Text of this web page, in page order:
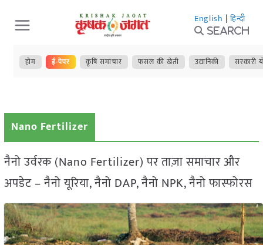
Skip
to
content
English | हिन्दी
Search
होम ई-पेपर कृषि समाचार फसल की खेती उद्यानिकी सरकारी
Nano Fertilizer
नैनो उर्वरक (Nano Fertilizer) पर ताज़ा समाचार और
अपडेट – नैनो यूरिया, नैनो DAP, नैनो NPK, नैनो फास्फोरस